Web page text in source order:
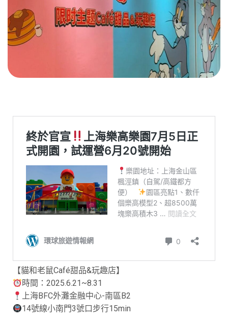
【貓和老鼠Café甜品&玩趣店】
時間：2025.6.21~8.31
上海BFC外灘金融中心-南區B2
14號線小南門3號口步行15min